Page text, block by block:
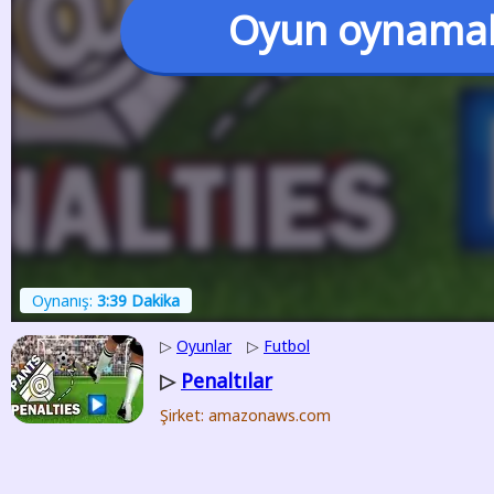
Oyun
Oynanış: 3:39 Dakika
▷ Oyunlar ▷ Futbol
▷ Penaltılar
Şirket: amazonaws.com